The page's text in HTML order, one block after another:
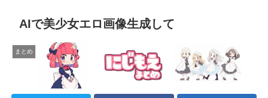
AIで美少女エロ画像生成して
まとめ